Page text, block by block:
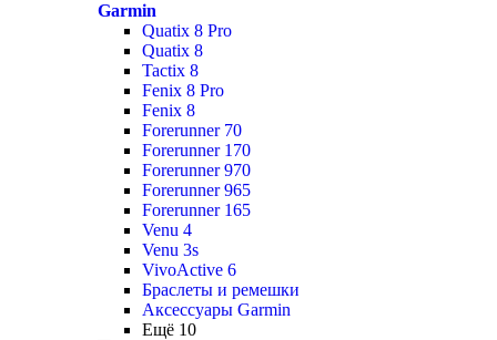
Garmin
Quatix 8 Pro
Quatix 8
Tactix 8
Fenix 8 Pro
Fenix 8
Forerunner 70
Forerunner 170
Forerunner 970
Forerunner 965
Forerunner 165
Venu 4
Venu 3s
VivoActive 6
Браслеты и ремешки
Аксессуары Garmin
Ещё 10